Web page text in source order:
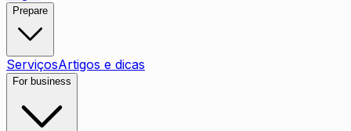
Prepare
ServiçosArtigos e dicas
For business